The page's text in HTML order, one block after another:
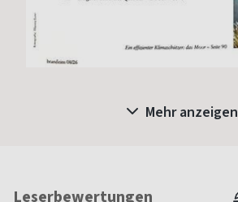
Mehr anzeigen
Leserbewertungen